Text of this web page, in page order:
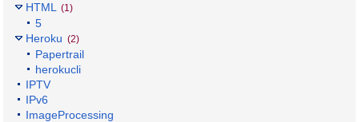
HTML (1)
5
Heroku (2)
Papertrail
herokucli
IPTV
IPv6
ImageProcessing